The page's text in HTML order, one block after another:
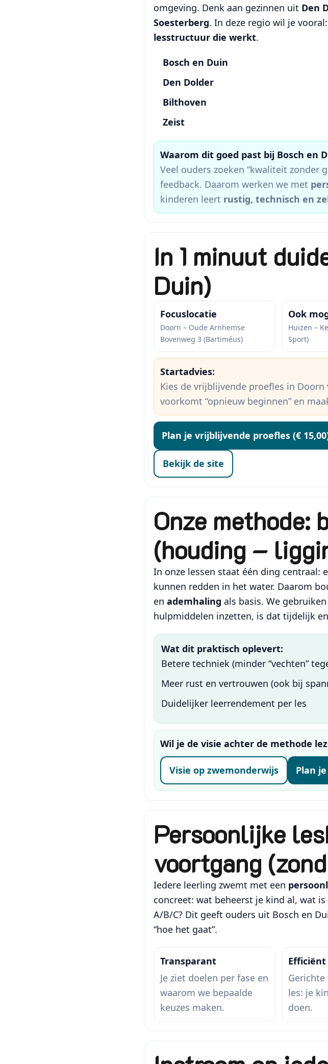
omgeving. Denk aan gezinnen uit Den
Soesterberg. In deze regio wil je vooral:
lesstructuur die werkt.
Bosch en Duin
Den Dolder
Bilthoven
Zeist
Waarom dit goed past bij Bosch en
Veel ouders zoeken “kwaliteit zonder
feedback. Daarom werken we met
kinderen leert rustig, technisch en
In 1 minuut
Duin)
Focuslocatie
Doorn – Oude Arnhemse
Bovenweg 3 (Bartiméus)
Ook
Huizen –
Sport)
Startadvies:
Kies de vrijblijvende proefles in
voorkomt “opnieuw beginnen” en
Plan je vrijblijvende proefles (€
Bekijk de site
Onze methode:
(houding –
In onze lessen staat één ding centraal:
kunnen redden in het water. Daarom
en ademhaling als basis. We gebruiken
hulpmiddelen inzetten, is dat tijdelijk
Wat dit praktisch oplevert:
Betere techniek (minder “vechten”
Meer rust en vertrouwen (ook bij
Duidelijker leerrendement per les
Wil je de visie achter de methode
Visie op zwemonderwijs Plan
Persoonlijke
voortgang
Iedere leerling zwemt met een
concreet: wat beheerst je kind al, wat
A/B/C? Dit geeft ouders uit Bosch en
“hoe het gaat”.
Transparant
Je ziet doelen per fase en
waarom we bepaalde
keuzes maken.
Efficiënt
les: je
doen.